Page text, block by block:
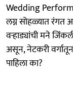
Wedding
लग्न सोहळ्यात रंगत
वऱ्हाड्यांची मने
असून, नेटकरी
पाहिला का?